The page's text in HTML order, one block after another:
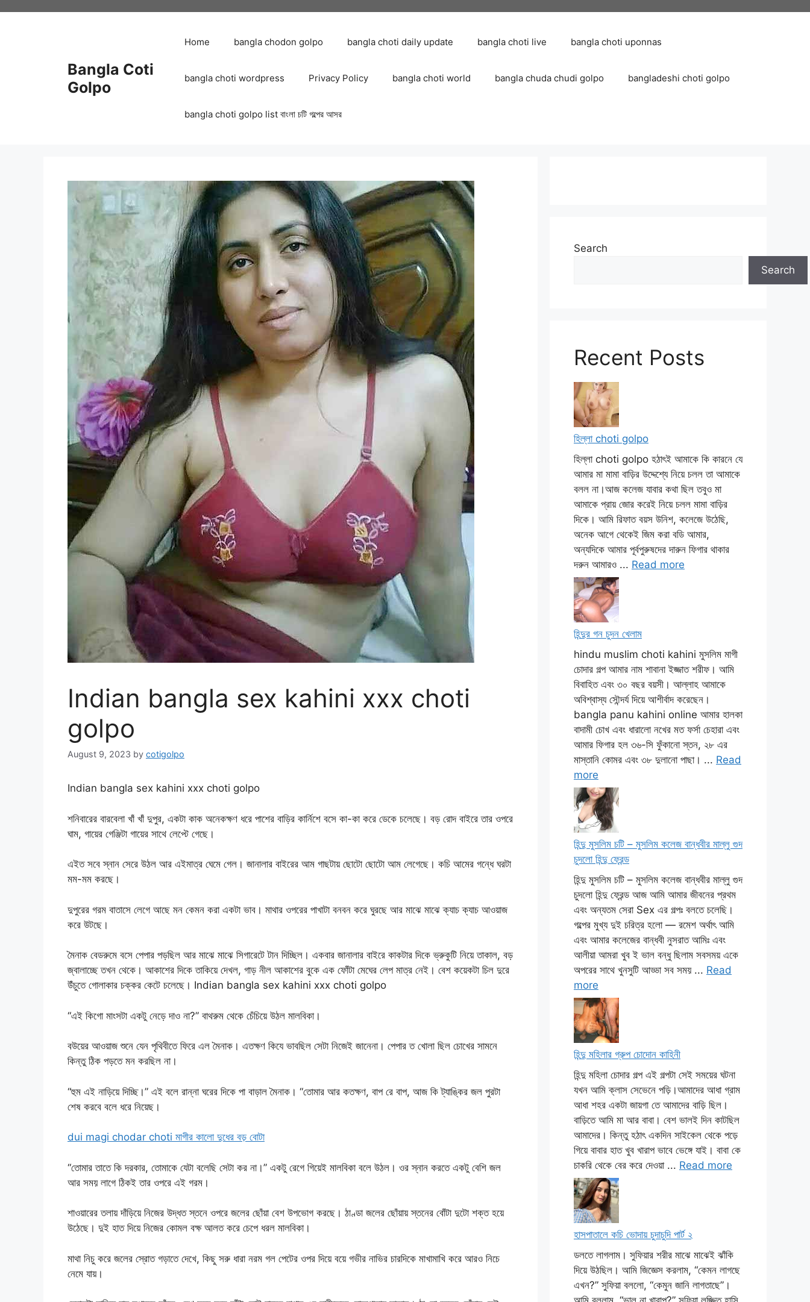
Bangla Coti
Golpo
Home bangla chodon golpo bangla choti daily update bangla choti live bangla choti uponnas
bangla choti wordpress Privacy Policy bangla choti world bangla chuda chudi golpo bangladeshi choti golpo
bangla choti golpo list বাংলা চটি গল্পের আসর
Indian bangla sex kahini xxx choti
golpo
August 9, 2023 by cotigolpo
Indian bangla sex kahini xxx choti golpo
শনিবারের বারবেলা খাঁ খাঁ দুপুর, একটা কাক অনেকক্ষণ ধরে পাশের বাড়ির কার্নিশে বসে কা-কা করে ডেকে চলেছে। বড় রোদ বাইরে তার ওপরে
ঘাম, গায়ের গেঞ্জিটা গায়ের সাথে লেপ্টে গেছে।
এইত সবে স্নান সেরে উঠল আর এইমাত্র ঘেমে গেল। জানালার বাইরের আম গাছটায় ছোটো ছোটো আম লেগেছে। কচি আমের গন্ধে ঘরটা
মম-মম করছে।
দুপুরের গরম বাতাসে লেগে আছে মন কেমন করা একটা ভাব। মাথার ওপরের পাখাটা বনবন করে ঘুরছে আর মাঝে মাঝে ক্যাচ ক্যাচ আওয়াজ
করে উটছে।
মৈনাক বেডরুমে বসে পেপার পড়ছিল আর মাঝে মাঝে সিগারেটে টান দিচ্ছিল। একবার জানালার বাইরে কাকটার দিকে ভ্রুকুটি নিয়ে তাকাল, বড়
জ্বালাচ্ছে তখন থেকে। আকাশের দিকে তাকিয়ে দেখল, গাড় নীল আকাশের বুকে এক ফোঁটা মেঘের লেপ মাত্র নেই। বেশ কয়েকটা চিল দুরে
উঁচুতে গোলাকার চক্কর কেটে চলেছে। Indian bangla sex kahini xxx choti golpo
“এই কিগো মাংসটা একটু নেড়ে দাও না?” বাথরুম থেকে চেঁচিয়ে উঠল মালবিকা।
বউয়ের আওয়াজ শুনে যেন পৃথিবীতে ফিরে এল মৈনাক। এতক্ষণ কিযে ভাবছিল সেটা নিজেই জানেনা। পেপার ত খোলা ছিল চোখের সামনে
কিন্তু ঠিক পড়তে মন করছিল না।
“হুম এই নাড়িয়ে দিচ্ছি।” এই বলে রান্না ঘরের দিকে পা বাড়াল মৈনাক। “তোমার আর কতক্ষণ, বাপ রে বাপ, আজ কি ট্যাঙ্কির জল পুরটা
শেষ করবে বলে ধরে নিয়েছ।
dui magi chodar choti মাগীর কালো দুধের বড় বোটা
“তোমার তাতে কি দরকার, তোমাকে যেটা বলেছি সেটা কর না।” একটু রেগে গিয়েই মালবিকা বলে উঠল। ওর স্নান করতে একটু বেশি জল
আর সময় লাগে ঠিকই তার ওপরে এই গরম।
শাওয়ারের তলায় দাঁড়িয়ে নিজের উদ্ধত স্তনে ওপরে জলের ছোঁয়া বেশ উপভোগ করছে। ঠাণ্ডা জলের ছোঁয়ায় স্তনের বোঁটা দুটো শক্ত হয়ে
উঠেছে। দুই হাত দিয়ে নিজের কোমল বক্ষ আলত করে চেপে ধরল মালবিকা।
মাথা নিচু করে জলের স্রোত গড়াতে দেখে, কিছু সরু ধারা নরম গল পেটের ওপর দিয়ে বয়ে গভীর নাভির চারদিকে মাখামাখি করে আরও নিচে
নেমে যায়।
Search
Search
Recent Posts
হিল্লা choti golpo
হিল্লা choti golpo হঠাৎই আমাকে কি কারনে যে
আমার মা মামা বাড়ির উদ্দেশ্যে নিয়ে চলল তা আমাকে
বলল না।আজ কলেজ যাবার কথা ছিল তবুও মা
আমাকে প্রায় জোর করেই নিয়ে চলল মামা বাড়ির
দিকে। আমি রিফাত বয়স উনিশ, কলেজে উঠেছি,
অনেক আগে থেকেই জিম করা বডি আমার,
অন্যদিকে আমার পূর্বপুরুষদের দারুন ফিগার থাকার
দরুন আমারও ... Read more
হিন্দুর গন চুদন খেলাম
hindu muslim choti kahini মুসলিম মাগী
চোদার গল্প আমার নাম শাবানা ইজ্জাত শরীফ। আমি
বিবাহিত এবং ৩০ বছর বয়সী। আল্লাহ আমাকে
অবিশ্বাস্য সৌন্দর্য দিয়ে আশীর্বাদ করেছেন।
bangla panu kahini online আমার হালকা
বাদামী চোখ এবং ধারালো নখের মত ফর্সা চেহারা এবং
আমার ফিগার হল ৩৬-সি ফুঁকানো স্তন, ২৮ এর
মাস্তানি কোমর এবং ৩৮ দুলানো পাছা। ... Read
more
হিন্দু মুসলিম চটি – মুসলিম কলেজ বান্ধবীর মাল্লু গুদ
চুদলো হিন্দু ফ্রেন্ড
হিন্দু মুসলিম চটি – মুসলিম কলেজ বান্ধবীর মাল্লু গুদ
চুদলো হিন্দু ফ্রেন্ড আজ আমি আমার জীবনের প্রথম
এবং অন্যতম সেরা Sex এর গল্পঃ বলতে চলেছি।
গল্পের মুখ্য দুই চরিত্র হলো — রমেশ অর্থাৎ আমি
এবং আমার কলেজের বান্ধবী নুসরাত আমিঃ এবং
আলীয়া আমরা খুব ই ভাল বন্ধু ছিলাম সবসময় একে
অপরের সাথে খুনসুটি আড্ডা সব সময় ... Read
more
হিন্দু মহিলার গ্রুপ চোদোন কাহিনী
হিন্দু মহিলা চোদার গল্প এই গল্পটা সেই সময়ের ঘটনা
যখন আমি ক্লাস সেভেনে পড়ি।আমাদের আধা গ্রাম
আধা শহর একটা জায়গা তে আমাদের বাড়ি ছিল।
বাড়িতে আমি মা আর বাবা। বেশ ভালই দিন কাটছিল
আমাদের। কিন্তু হঠাৎ একদিন সাইকেল থেকে পড়ে
গিয়ে বাবার হাত খুব খারাপ ভাবে ভেঙ্গে যাই। বাবা কে
চাকরি থেকে বের করে দেওয়া ... Read more
হাসপাতালে কচি ভোদায় চুদাচুদি পার্ট ২
ডলতে লাগলাম। সুফিয়ার শরীর মাঝে মাঝেই ঝাঁকি
দিয়ে উঠছিল। আমি জিজ্ঞেস করলাম, “কেমন লাগছে
এখন?” সুফিয়া বললো, “কেমুন জানি লাগতাছে”।